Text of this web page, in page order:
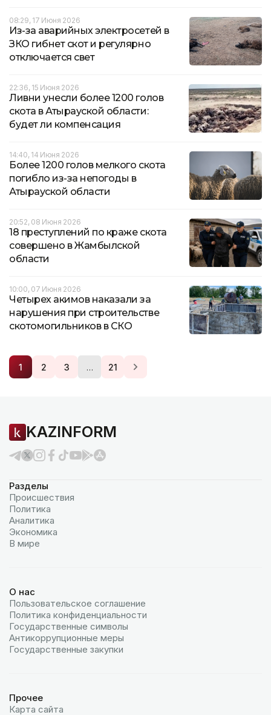
08:29, 17 Июня 2026
Из-за аварийных электросетей в
ЗКО гибнет скот и регулярно
отключается свет
22:36, 15 Июня 2026
Ливни унесли более 1200 голов
скота в Атырауской области:
будет ли компенсация
14:40, 14 Июня 2026
Более 1200 голов мелкого скота
погибло из-за непогоды в
Атырауской области
20:52, 08 Июня 2026
18 преступлений по краже скота
совершено в Жамбылской
области
10:00, 07 Июня 2026
Четырех акимов наказали за
нарушения при строительстве
скотомогильников в СКО
1 2 3 … 21
KAZINFORM
Разделы
Происшествия
Политика
Аналитика
Экономика
В мире
О нас
Пользовательское соглашение
Политика конфиденциальности
Государственные символы
Антикоррупционные меры
Государственные закупки
Прочее
Карта сайта